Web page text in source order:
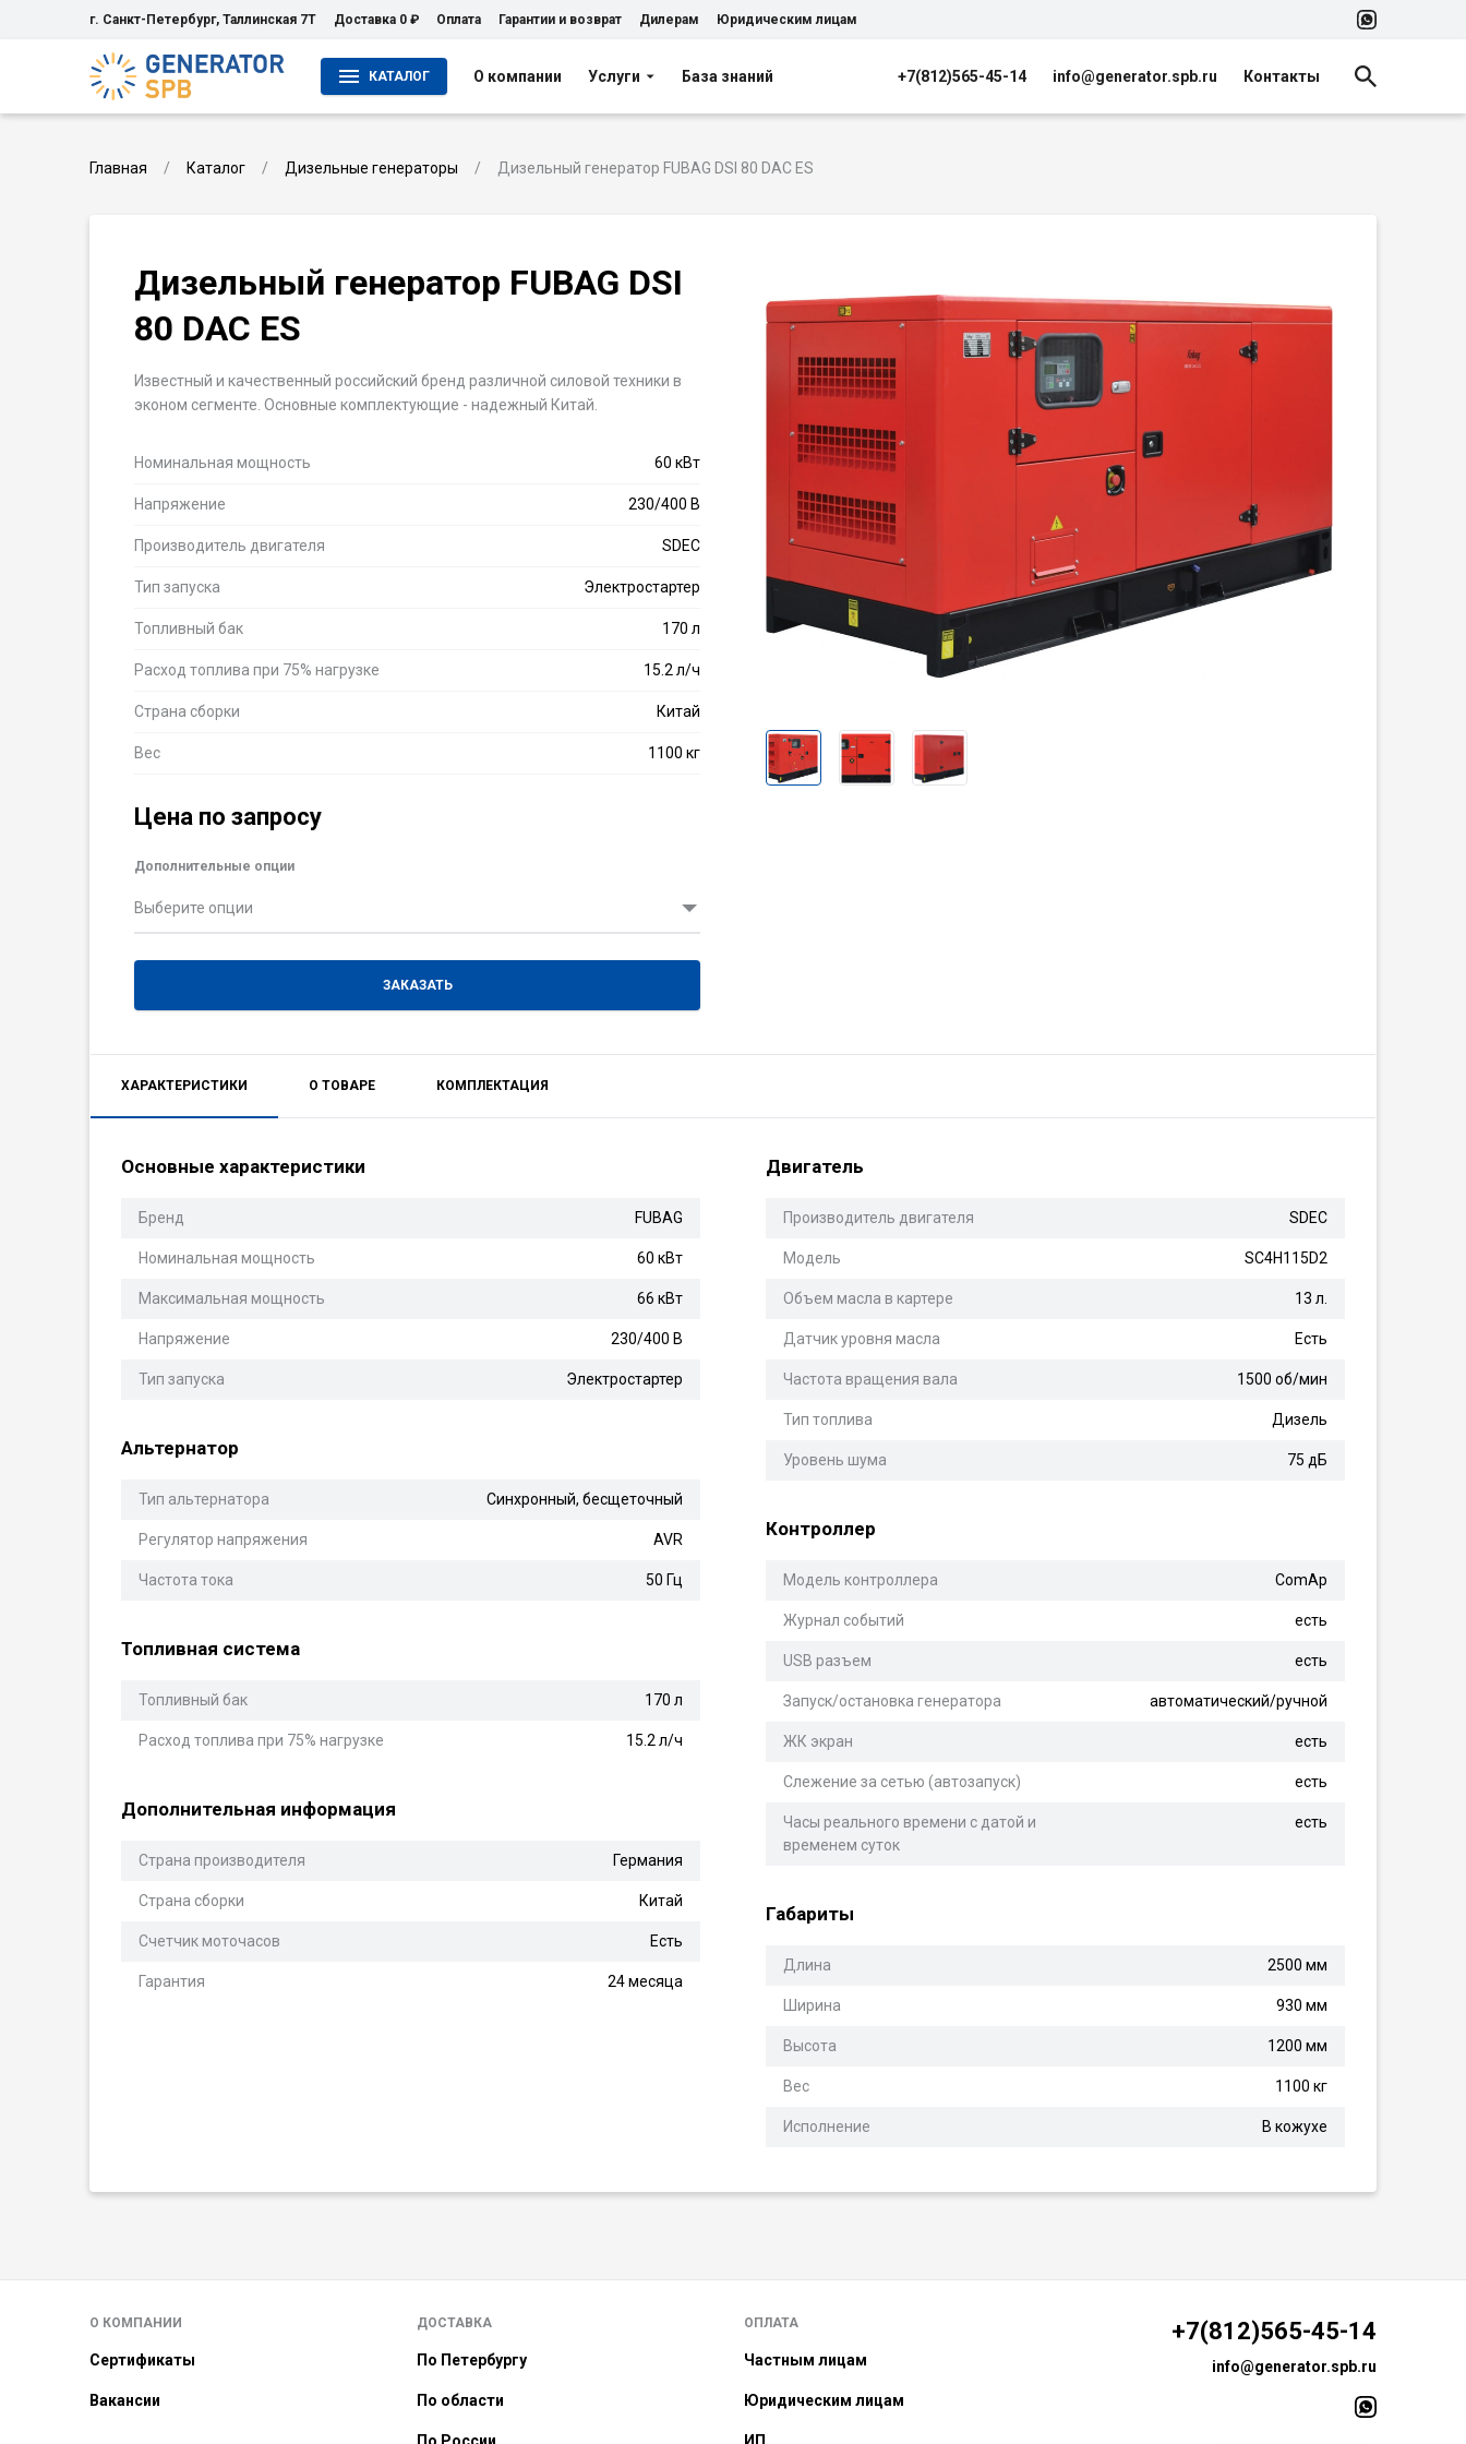
г. Санкт-Петербург, Таллинская 7Т Доставка 0 ₽ Оплата Гарантии и возврат Дилерам Юридическим лицам
КАТАЛОГ О компании Услуги База знаний +7(812)565-45-14 info@generator.spb.ru Контакты
Главная Каталог Дизельные генераторы Дизельный генератор FUBAG DSI 80 DAC ES
Дизельный генератор FUBAG DSI
80 DAC ES
Известный и качественный российский бренд различной силовой техники в
эконом сегменте. Основные комплектующие - надежный Китай.
Номинальная мощность 60 кВт
Напряжение 230/400 В
Производитель двигателя SDEC
Тип запуска Электростартер
Топливный бак 170 л
Расход топлива при 75% нагрузке 15.2 л/ч
Страна сборки Китай
Вес 1100 кг
Цена по запросу
Дополнительные опции
Выберите опции
ЗАКАЗАТЬ
ХАРАКТЕРИСТИКИ О ТОВАРЕ КОМПЛЕКТАЦИЯ
Основные характеристики
Бренд FUBAG
Номинальная мощность 60 кВт
Максимальная мощность 66 кВт
Напряжение 230/400 В
Тип запуска Электростартер
Двигатель
Производитель двигателя SDEC
Модель SC4H115D2
Объем масла в картере 13 л.
Датчик уровня масла Есть
Частота вращения вала 1500 об/мин
Тип топлива Дизель
Уровень шума 75 дБ
Альтернатор
Тип альтернатора Синхронный, бесщеточный
Регулятор напряжения AVR
Частота тока 50 Гц
Контроллер
Модель контроллера ComAp
Журнал событий есть
USB разъем есть
Запуск/остановка генератора автоматический/ручной
ЖК экран есть
Слежение за сетью (автозапуск) есть
Часы реального времени с датой и
временем суток
есть
Топливная система
Топливный бак 170 л
Расход топлива при 75% нагрузке 15.2 л/ч
Дополнительная информация
Страна производителя Германия
Страна сборки Китай
Счетчик моточасов Есть
Гарантия 24 месяца
Габариты
Длина 2500 мм
Ширина 930 мм
Высота 1200 мм
Вес 1100 кг
Исполнение В кожухе
О КОМПАНИИ
Сертификаты
Вакансии
ДОСТАВКА
По Петербургу
По области
ОПЛАТА
Частным лицам
Юридическим лицам
+7(812)565-45-14
info@generator.spb.ru